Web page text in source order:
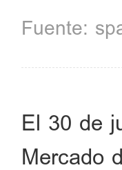
El 30 de
Mercado